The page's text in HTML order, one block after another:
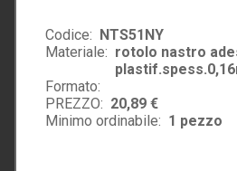
Codice:
NTS51NY
Materiale: rotolo nastro
Formato:
PREZZO: 20,89 €
Minimo ordinabile: 1 pezzo